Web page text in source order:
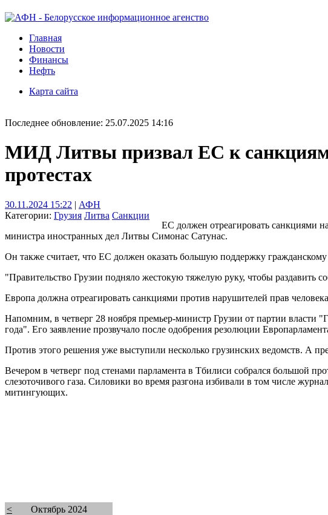
Главная
Новости
Финансы
Нефть
Карта сайта
Последнее обновление: 25.07.2025 14:16
МИД Литвы призвал ЕС к санкциям
протестах
30.11.2024 15:22 | АФН
Категории: Грузия Литва Санкции
ЕС должен отреагировать санкциями
министра иностранных дел Литвы Симонас Сатунас.
Он также считает, что ЕС должен оказать большую поддержку
"Правительство Грузии подняло жестокую тяжелую руку, чтобы раздавить
Европа должна отреагировать санкциями против нарушителей прав
Напомним, в четверг 28 ноября премьер-министр Грузии от партии власти
года". Его заявление прозвучало после одобрения резолюции
Против этого решения уже выступили несколько грузинских ведомств. А
Вечером в четверг под стенами парламента в Тбилиси собрался большой
слезоточивого газа. Силовики во время разгона избивали в том числе
митингующих.
<
Октябрь 2024